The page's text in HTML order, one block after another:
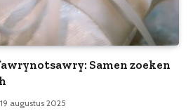
Samen zoeken
19 augustus 2025